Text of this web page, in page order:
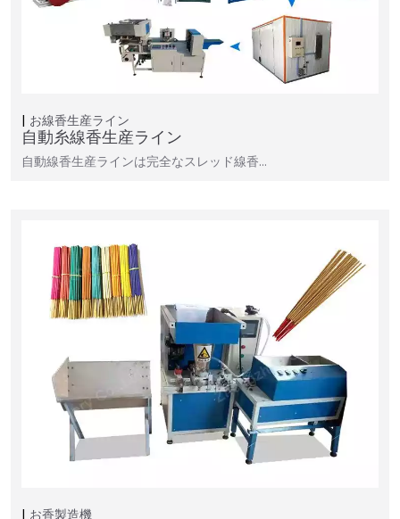
お線香生産ライン
自動糸線香生産ライン
自動線香生産ラインは完全なスレッド線香…
お香製造機